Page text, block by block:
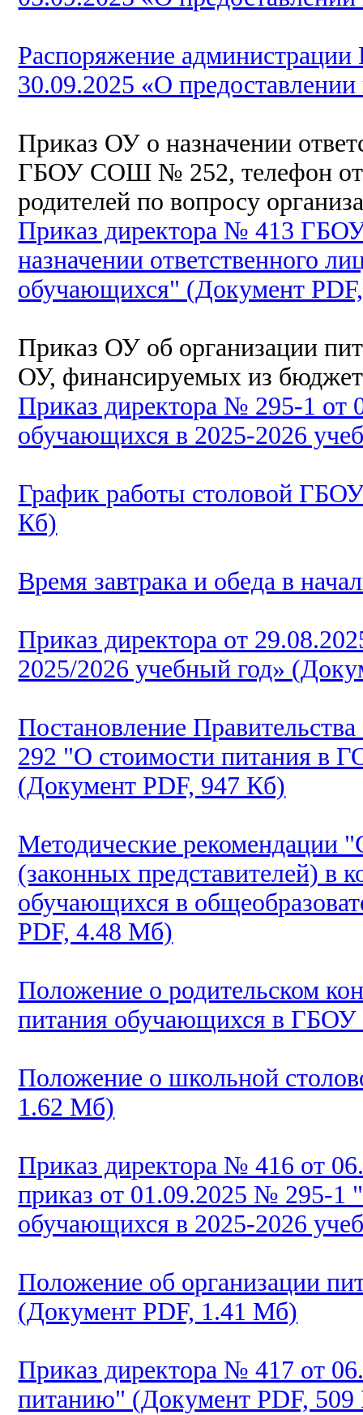
Распоряжение
30.09.2025 «О
Приказ ОУ о назначении
ГБОУ СОШ № 252, телефон
родителей по вопросу
Приказ директора № 413
назначении ответственного
обучающихся" (Документ
Приказ ОУ об организации
ОУ, финансируемых из
Приказ директора № 295-1 от
обучающихся в 2025-2026
График работы столовой
Кб)
Время завтрака и обеда в
Приказ директора от
2025/2026 учебный год»
Постановление
292 "О стоимости питания в
(Документ PDF, 947 Кб)
Методические рекомендации
(законных представителей) в
обучающихся в
PDF, 4.48 Мб)
Положение о родительском
питания обучающихся в
Положение о школьной
1.62 Мб)
Приказ директора № 416 от
приказ от 01.09.2025 № 295-1
обучающихся в 2025-2026
Положение об организации
(Документ PDF, 1.41 Мб)
Приказ директора № 417 от
питанию" (Документ PDF,